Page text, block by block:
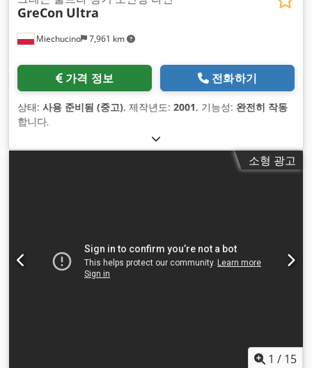
Miechucino 7,961 km
GreCon Ultra
가격 정보 전화하기
상태: 사용 준비됨 (중고), 제작년도: 2001, 기능성: 완전히 작동
합니다,
소형 광고
1 / 15